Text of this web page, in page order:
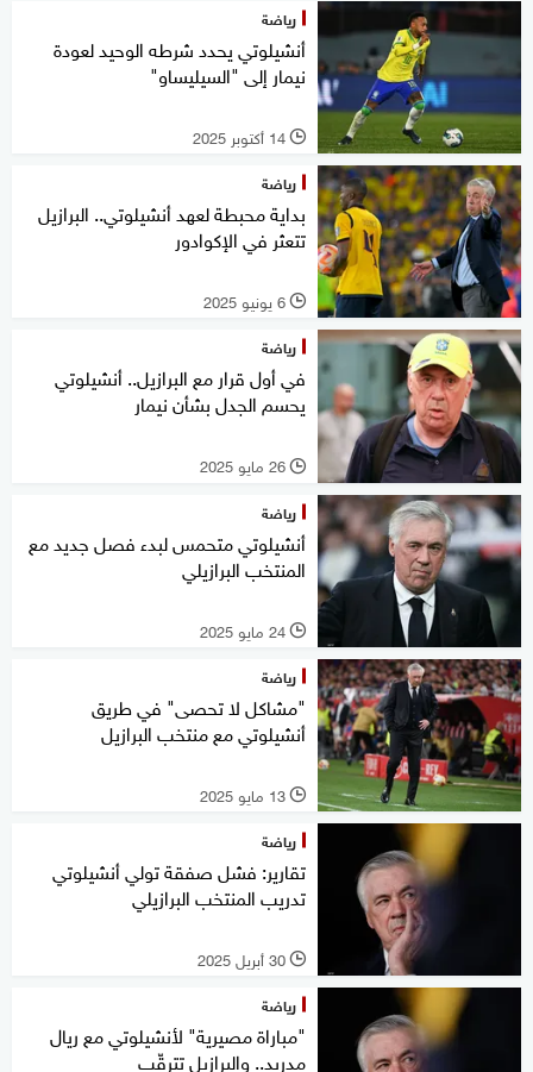
رياضة
أنشيلوتي يحدد شرطه الوحيد لعودة
نيمار إلى "السيليساو"
l 14 أكتوبر 2025
رياضة
بداية محبطة لعهد أنشيلوتي.. البرازيل
تتعثر في الإكوادور
l 6 يونيو 2025
رياضة
في أول قرار مع البرازيل.. أنشيلوتي
يحسم الجدل بشأن نيمار
l 26 مايو 2025
رياضة
أنشيلوتي متحمس لبدء فصل جديد مع
المنتخب البرازيلي
l 24 مايو 2025
رياضة
"مشاكل لا تحصى" في طريق
أنشيلوتي مع منتخب البرازيل
l 13 مايو 2025
رياضة
تقارير: فشل صفقة تولي أنشيلوتي
تدريب المنتخب البرازيلي
l 30 أبريل 2025
رياضة
"مباراة مصيرية" لأنشيلوتي مع ريال
مدريد.. والبرازيل تترقّب